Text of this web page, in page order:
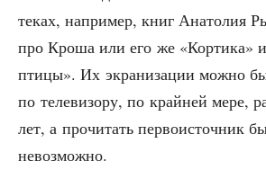
те­ках, напри­мер, книг Ана­то­лия
про Кро­ша или его же «Кор­ти­ка»
пти­цы». Их экра­ни­за­ции мож­но
по теле­ви­зо­ру, по край­ней мере,
лет, а про­чи­тать пер­во­ис­точ­ник
невозможно.